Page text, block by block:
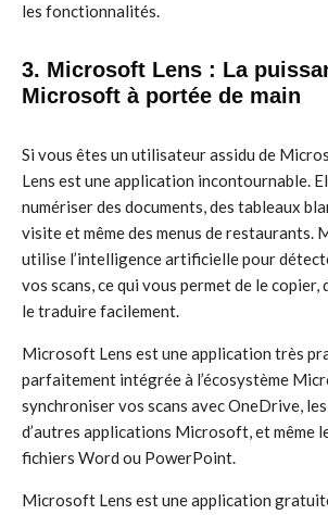
les fonctionnalités.
3. Microsoft Lens : La
Microsoft à portée de main
Si vous êtes un utilisateur assidu de
Lens est une application incontournable.
numériser des documents, des tableaux
visite et même des menus de restaurants.
utilise l’intelligence artificielle pour
vos scans, ce qui vous permet de le copier,
le traduire facilement.
Microsoft Lens est une application très
parfaitement intégrée à l’écosystème
synchroniser vos scans avec OneDrive,
d’autres applications Microsoft, et même
fichiers Word ou PowerPoint.
Microsoft Lens est une application